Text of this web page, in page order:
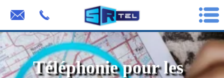
Téléphonie pour les